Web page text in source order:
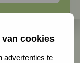
van cookies
advertenties te